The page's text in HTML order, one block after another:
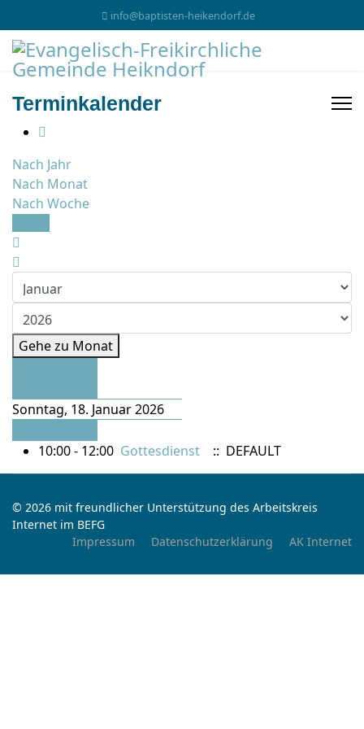
info@baptisten-heikendorf.de
Terminkalender
Nach Jahr
Nach Monat
Nach Woche
Gehe zu Monat
Sonntag, 18. Januar 2026
10:00 - 12:00 Gottesdienst :: DEFAULT
© 2026 mit freundlicher Unterstützung des Arbeitskreis
Internet im BEFG
Impressum
Datenschutzerklärung AK Internet